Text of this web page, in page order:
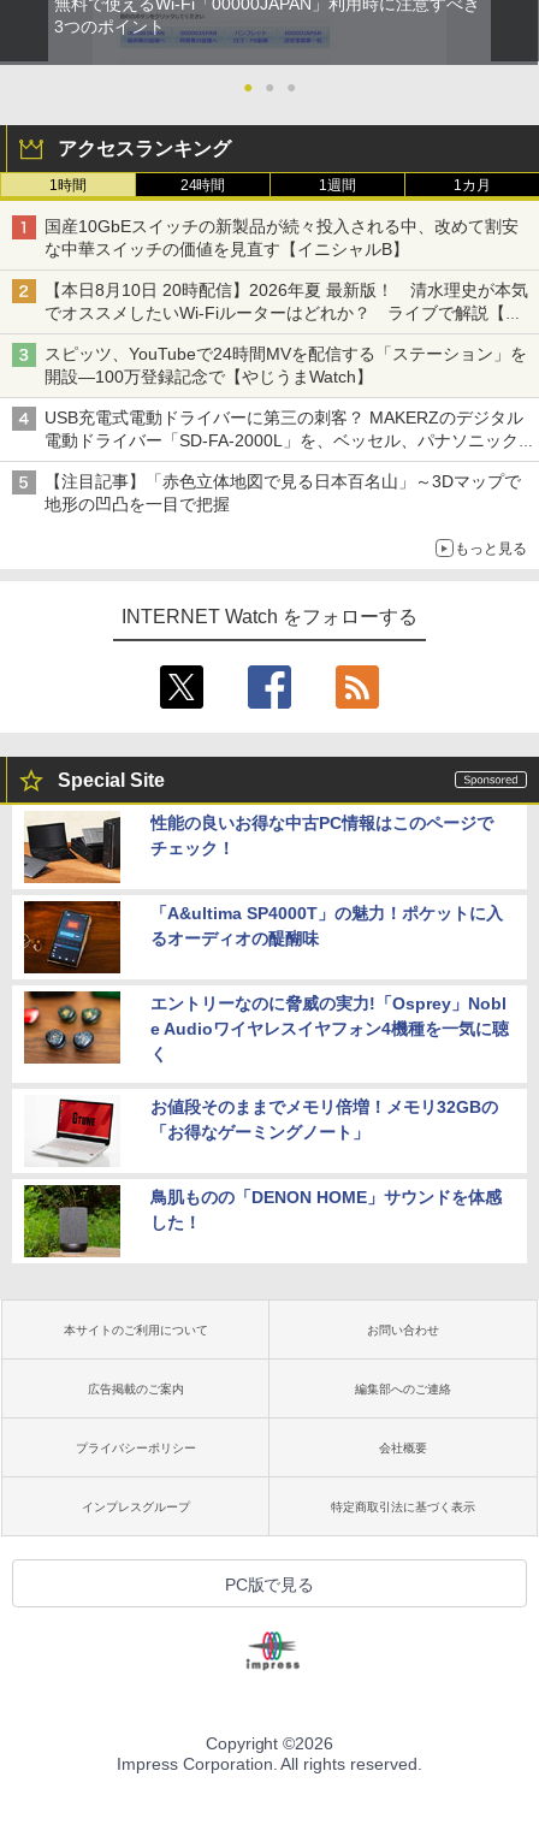
無料で使えるWi-Fi「00000JAPAN」利用時に注意すべき
3つのポイント
● ● ●
アクセスランキング
1時間 24時間 1週間 1カ月
国産10GbEスイッチの新製品が続々投入される中、改めて割安
な中華スイッチの価値を見直す【イニシャルB】
【本日8月10日 20時配信】2026年夏 最新版！ 清水理史が本気
でオススメしたいWi-Fiルーターはどれか？ ライブで解説【清
水理史の「イニシャルB」チャンネル】
スピッツ、YouTubeで24時間MVを配信する「ステーション」を
開設―100万登録記念で【やじうまWatch】
USB充電式電動ドライバーに第三の刺客？ MAKERZのデジタル
電動ドライバー「SD-FA-2000L」を、ベッセル、パナソニック
と比較してみた記事に注目が集まる【アクセスランキング】
【注目記事】「赤色立体地図で見る日本百名山」～3Dマップで
地形の凹凸を一目で把握
もっと見る
INTERNET Watch をフォローする
Special Site
性能の良いお得な中古PC情報はこのページで
チェック！
「A&ultima SP4000T」の魅力！ポケットに入
るオーディオの醍醐味
エントリーなのに脅威の実力!「Osprey」Nobl
e Audioワイヤレスイヤフォン4機種を一気に聴
く
お値段そのままでメモリ倍増！メモリ32GBの
「お得なゲーミングノート」
鳥肌ものの「DENON HOME」サウンドを体感
した！
本サイトのご利用について お問い合わせ
広告掲載のご案内 編集部へのご連絡
プライバシーポリシー 会社概要
インプレスグループ 特定商取引法に基づく表示
PC版で見る
Copyright ©2026
Impress Corporation. All rights reserved.